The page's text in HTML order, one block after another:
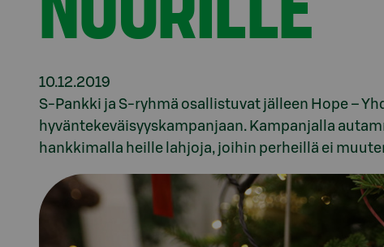
10.12.2019
S-Pankki ja S-ryhmä osallistuvat jälleen Hope –
hyväntekeväisyyskampanjaan. Kampanjalla
hankkimalla heille lahjoja, joihin perheillä ei